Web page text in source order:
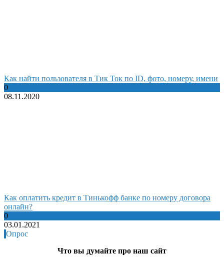
Как найти пользователя в Тик Ток по ID, фото, номеру, имени
0
08.11.2020
Как оплатить кредит в Тинькофф банке по номеру договора
онлайн?
0
03.01.2021
Опрос
Что вы думайте про наш сайт